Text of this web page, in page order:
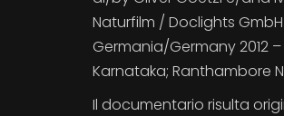
Naturfilm / Doclights GmbH
Germania/Germany 2012
Karnataka; Ranthambore
Il documentario risulta